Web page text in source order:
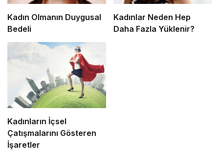
Kadın Olmanın Duygusal
Bedeli
Kadınlar Neden Hep
Daha Fazla Yüklenir?
Kadınların İçsel
Çatışmalarını Gösteren
İşaretler